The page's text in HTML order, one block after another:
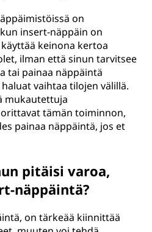
on
insert-näppäin on
keinona kertoa
ilman että sinun tarvitsee
tai painaa näppäintä
vaihtaa tilojen välillä.
mukautettuja
tämän toiminnon,
painaa näppäintä, jos et
pitäisi varoa,
näppäintä?
on tärkeää kiinnittää